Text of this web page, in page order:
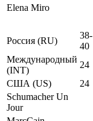
Elena Miro
Россия (RU)
38-
40
Международный
(INT)
24
США (US)
24
Schumacher Un
Jour